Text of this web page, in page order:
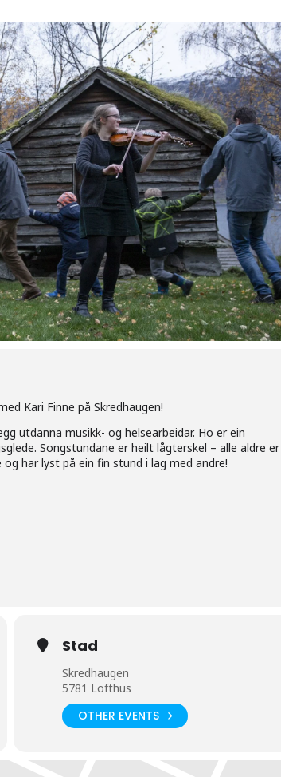
Kari Finne på Skredhaugen!
utdanna musikk- og helsearbeidar. Ho er ein
Songstundane er heilt lågterskel – alle aldre er
har lyst på ein fin stund i lag med andre!
Stad
Skredhaugen
5781 Lofthus
OTHER EVENTS